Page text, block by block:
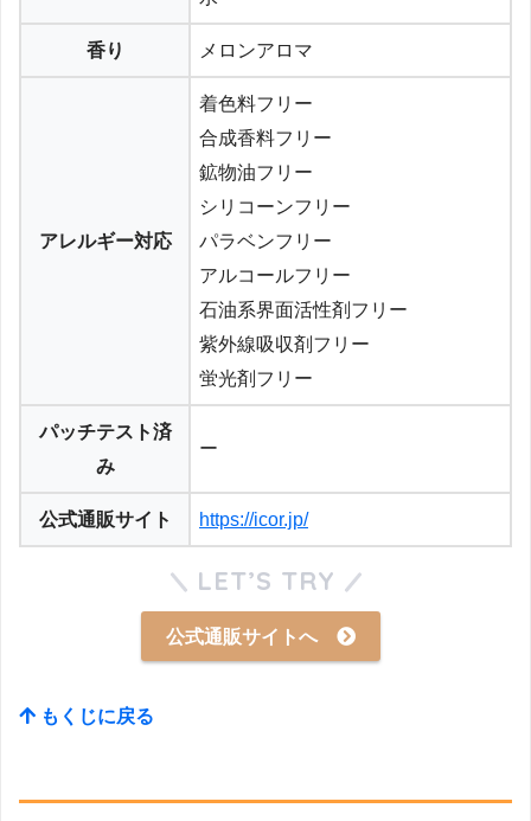
香り メロンアロマ
アレルギー対応
着色料フリー
合成香料フリー
鉱物油フリー
シリコーンフリー
パラベンフリー
アルコールフリー
石油系界面活性剤フリー
紫外線吸収剤フリー
蛍光剤フリー
パッチテスト済
み
ー
公式通販サイト https://icor.jp/
LET’S TRY
公式通販サイトへ
もくじに戻る